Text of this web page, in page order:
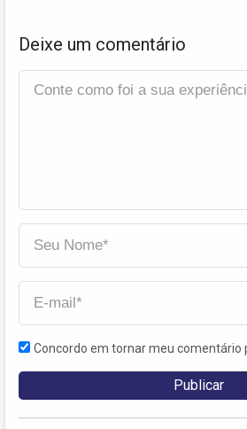
Deixe um comentário
Concordo em tornar meu comentário